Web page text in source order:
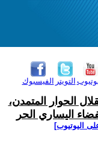
الفيسبوك التويتر
الحوار المتمدن،
اليساري الحر
اليوتيوب]